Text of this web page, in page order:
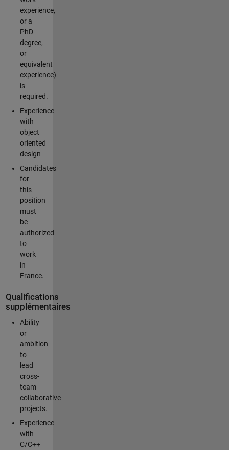
experience,
or a
PhD
degree,
or
equivalent
experience)
is
required.
Experience
with
object
oriented
design
Candidates
for
this
position
must
be
authorized
to
work
in
France.
Qualifications
supplémentaires
Ability
or
ambition
to
lead
cross-
team
collaborative
projects.
Experience
with
C/C++